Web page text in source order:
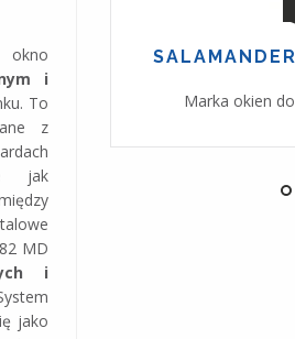
i
To
z
jak
MD
i
jako
w
Marka okien